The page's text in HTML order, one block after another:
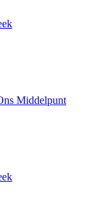
Middelpunt